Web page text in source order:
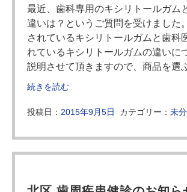
最近、歯科専用のキシリトールガム
違いは？というご質問を受けました
されているキシリトールガムと歯科
れているキシリトールガムの違いに
説明させて頂きますので、商品を選
続きを読む
投稿日： 2015年9月5日 カテゴリー： 未